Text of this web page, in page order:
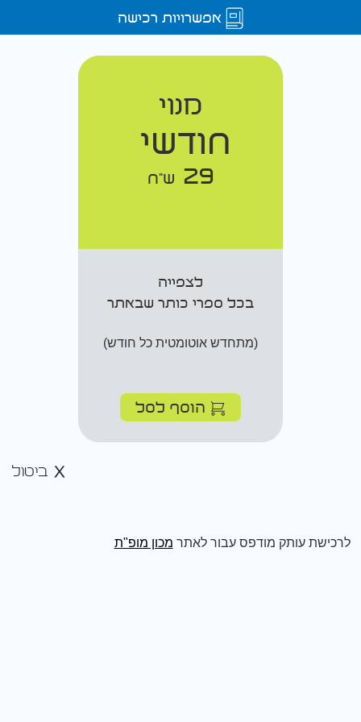
אפשרויות רכישה
מנוי
חודשי
29 ש"ח
לצפייה
בכל ספרי כותר שבאתר
(מתחדש אוטומטית כל חודש)
הוסף לסל
ביטול
לרכישת עותק מודפס עבור לאתר מכון מופ"ת